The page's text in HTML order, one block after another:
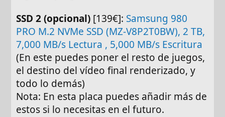
SSD 2 (opcional) [139€]: Samsung 980
PRO M.2 NVMe SSD (MZ-V8P2T0BW), 2 TB,
7,000 MB/s Lectura , 5,000 MB/s Escritura
(En este puedes poner el resto de juegos,
el destino del vídeo final renderizado, y
todo lo demás)
Nota: En esta placa puedes añadir más de
estos si lo necesitas en el futuro.